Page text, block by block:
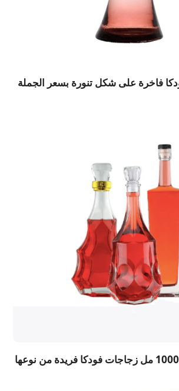
RS031: 750 مل/1000 مل زجاجات فودكا فريدة من نوعها